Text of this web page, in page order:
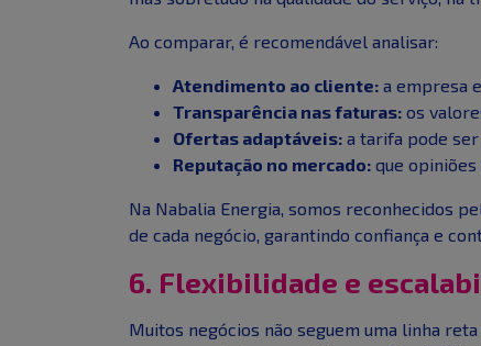
Ao comparar, é recomendável analisar:
Atendimento ao cliente: a empresa
Transparência nas faturas: os
Ofertas adaptáveis: a tarifa pode
Reputação no mercado: que
Na Nabalia Energia, somos reconhecidos
de cada negócio, garantindo confiança e
6. Flexibilidade e
Muitos negócios não seguem uma linha